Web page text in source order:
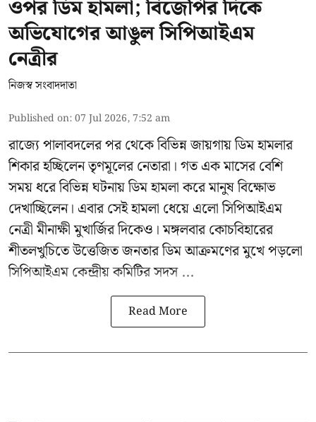
ওপর ডিম হামলা; বিজেপির দিকে
অভিযোগের আঙুল সিপিআইএম
নেত্রীর
নিজস্ব সংবাদদাতা
Published on:07 Jul 2026, 7:52 am
রাজ্যে পালাবদলের পর থেকে বিভিন্ন জায়গায় ডিম হামলার
শিকার হচ্ছিলেন তৃণমূলের নেতারা। গত এক মাসের বেশি
সময় ধরে বিভিন্ন ঘটনায় ডিম হামলা করে মানুষ বিক্ষোভ
দেখাচ্ছিলেন। এবার সেই হামলা ধেয়ে এলোসিপিআইএম
নেত্রী মীনাক্ষী মুখার্জিরদিকেও। মঙ্গলবার কোচবিহারের
শীতলখুচিতে উত্তেজিত জনতার ডিম আক্রমণের মুখে পড়লো
সিপিআইএম কেন্দ্রীয় কমিটির সদস ...
Read More